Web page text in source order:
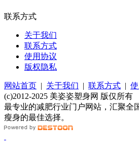
联系方式
关于我们
联系方式
使用协议
版权隐私
网站首页 | 关于我们 | 联系方式 |
(c)2012-2025 美姿姿塑身网 版仅所有
最专业的减肥行业门户网站，汇聚全
瘦身的最佳选择。